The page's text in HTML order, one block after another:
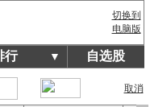
切换到
电脑版
行 ▼ 自选股
取消